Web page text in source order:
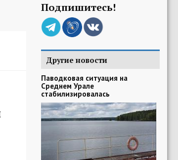
Подпишитесь!
Другие новости
Паводковая ситуация на
Среднем Урале
стабилизировалась